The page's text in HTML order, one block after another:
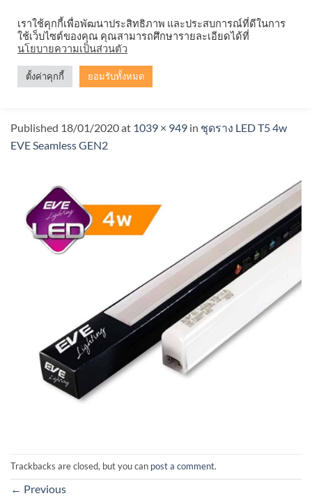
content
Published 18/01/2020at 1039 × 949 in ชุดราง LED T5 4w
EVE Seamless GEN2
Trackbacks are closed, but you can post a comment.
← Previous
เราใช้คุกกี้เพื่อพัฒนาประสิทธิภาพ และประสบการณ์ที่ดีในการ
ใช้เว็บไซต์ของคุณ คุณสามารถศึกษารายละเอียดได้ที่
นโยบายความเป็นส่วนตัว
ตั้งค่าคุกกี้ ยอมรับทั้งหมด